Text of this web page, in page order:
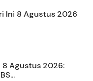
Ini 8 Agustus 2026
8 Agustus 2026: